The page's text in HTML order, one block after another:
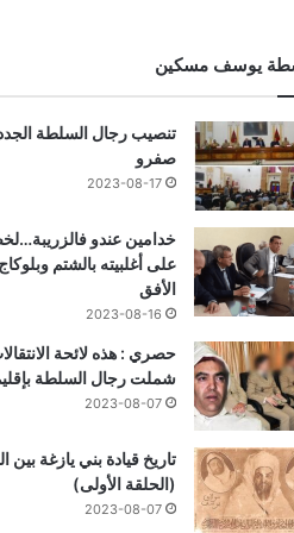
يوسف مسكين
تنصيب رجال السلطة الجدد
صفرو
2023-08-17
خدامين عندو
على أغلبيته بالشتم
الأفق
2023-08-16
حصري : هذه لائحة
شملت رجال السلطة
2023-08-07
تاريخ قيادة بني يازغة بين
(الحلقة الأولى)
2023-08-07